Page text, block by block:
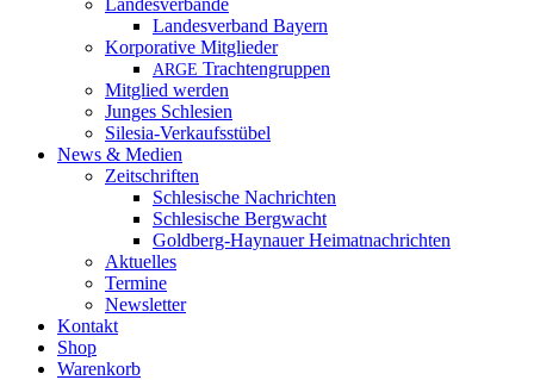
Landesverbände
Landesverband Bayern
Korporative Mitglieder
ARGE Trachtengruppen
Mitglied werden
Junges Schlesien
Silesia-Verkaufsstübel
News & Medien
Zeitschriften
Schlesische Nachrichten
Schlesische Bergwacht
Goldberg-Haynauer Heimatnachrichten
Aktuelles
Termine
Newsletter
Kontakt
Shop
Warenkorb